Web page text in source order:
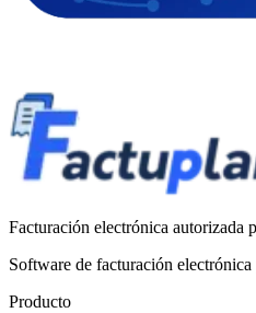
Facturación electrónica autorizada
Software de facturación electrónica
Producto